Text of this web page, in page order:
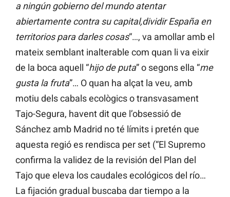
a ningún gobierno del mundo atentar
abiertamente contra su capital,dividir España en
territorios para darles cosas“…, va amollar amb el
mateix semblant inalterable com quan li va eixir
de la boca aquell “hijo de puta” o segons ella “me
gusta la fruta”… O quan ha alçat la veu, amb
motiu dels cabals ecològics o transvasament
Tajo-Segura, havent dit que l’obsessió de
Sánchez amb Madrid no té límits i pretén que
aquesta regió es rendisca per set (“El Supremo
confirma la validez de la revisión del Plan del
Tajo que eleva los caudales ecológicos del río…
La fijación gradual buscaba dar tiempo a la